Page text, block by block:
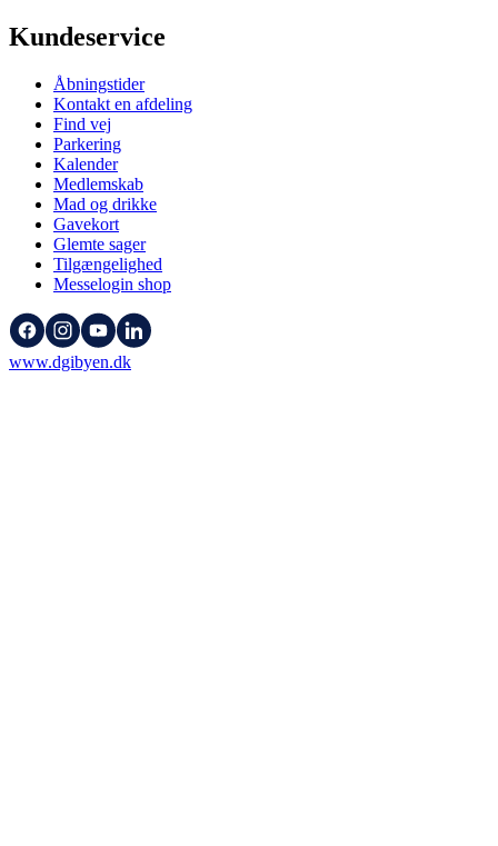
Kundeservice
Åbningstider
Kontakt en afdeling
Find vej
Parkering
Kalender
Medlemskab
Mad og drikke
Gavekort
Glemte sager
Tilgængelighed
Messelogin shop
www.dgibyen.dk